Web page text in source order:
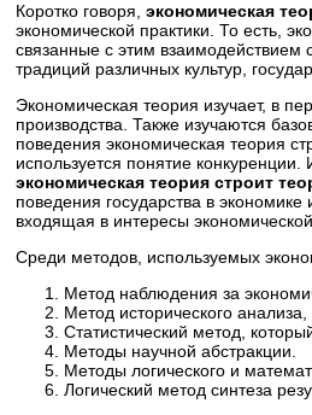
Коротко говоря,экономическая
экономической практики. То есть,
связанные с этим
традиций различных культур,
Экономическая теория изучает, в
производства. Также изучаются
поведения экономическая теория
используется понятие
экономическая теория строит
поведения государства в
входящая в интересы экономической
Среди методов, используемых
Метод наблюдения за
Метод исторического
Статистический метод,
Методы научной абстракции.
Методы логического и
Логический метод синтеза